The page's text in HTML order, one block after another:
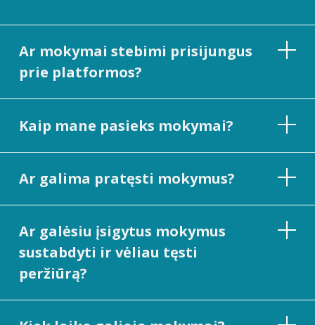
Ar mokymai stebimi prisijungus
prie platformos?
Kaip mane pasieks mokymai?
Ar galima pratęsti mokymus?
Ar galėsiu įsigytus mokymus
sustabdyti ir vėliau tęsti
peržiūrą?